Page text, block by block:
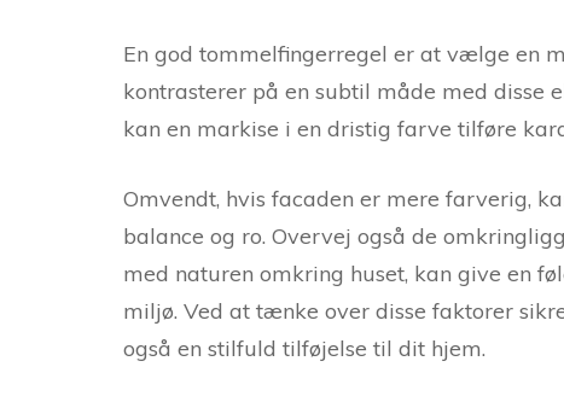
En god tommelfingerregel er at vælge en
kontrasterer på en subtil måde med disse
kan en markise i en dristig farve tilføre
Omvendt, hvis facaden er mere farverig,
balance og ro. Overvej også de
med naturen omkring huset, kan give en
miljø. Ved at tænke over disse faktorer
også en stilfuld tilføjelse til dit hjem.